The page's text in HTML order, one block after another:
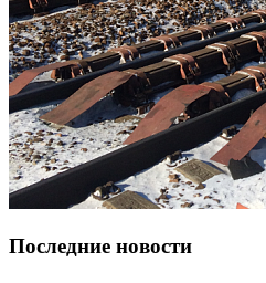
Последние новости